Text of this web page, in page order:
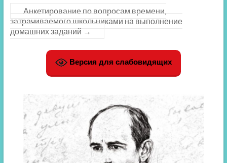
Анкетирование по вопросам времени,
затрачиваемого школьниками на выполнение
домашних заданий →
Версия для слабовидящих